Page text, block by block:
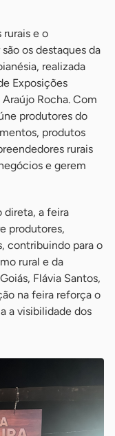
e o
os destaques da
realizada
Exposições
Rocha. Com
produtores do
produtos
rurais
e gerem
direta, a feira
produtores,
contribuindo para o
rural e da
Flávia Santos,
na feira reforça o
a visibilidade dos